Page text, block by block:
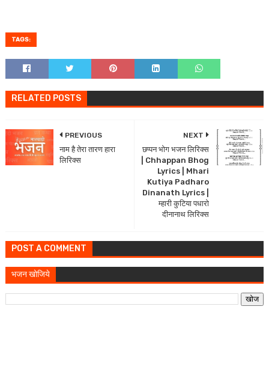
TAGS:
RELATED POSTS
NEXT
छप्पन भोग भजन लिरिक्स
| Chhappan Bhog
Lyrics | Mhari
Kutiya Padharo
Dinanath Lyrics |
म्हारी कुटिया पधारो
दीनानाथ लिरिक्स
PREVIOUS
नाम है तेरा तारण हारा
लिरिक्स
POST A COMMENT
भजन खोजिये